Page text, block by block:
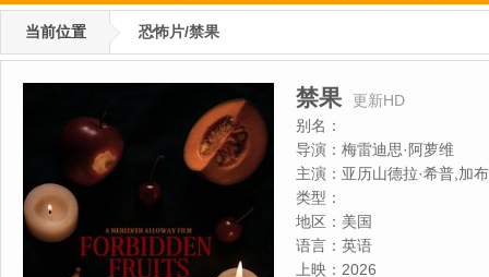
当前位置 恐怖片/禁果
禁果
更新HD
别名：
导演： 梅雷迪思·阿萝维
主演： 亚历山德拉·希普,加
利亚·佩德雷蒂,乔丹·杜阿尔
尔,查理·亨利·拉尔森,莉莉·
玛,海莉·莎莫
类型：
地区： 美国
语言： 英语
上映： 2026